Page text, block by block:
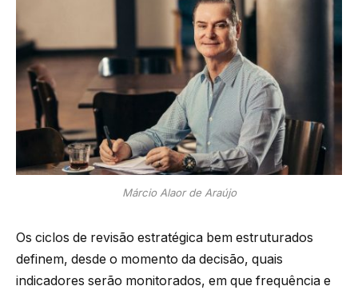
Márcio Alaor de Araújo
Os ciclos de revisão estratégica bem estruturados
definem, desde o momento da decisão, quais
indicadores serão monitorados, em que frequência e